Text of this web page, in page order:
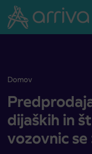
Skoči na vsebino
Domov
Predprodaja
dijaških in
vozovnic se